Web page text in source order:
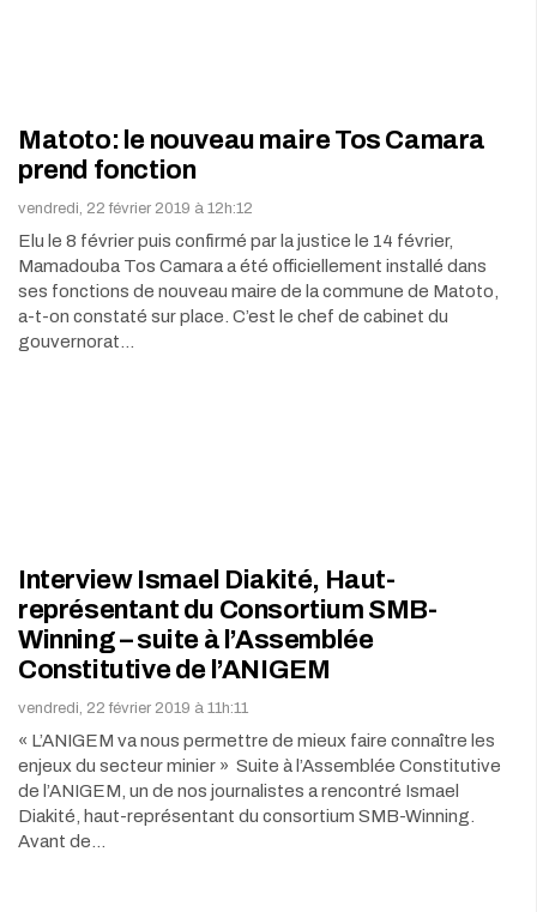
Matoto: le nouveau maire Tos Camara
prend fonction
vendredi, 22 février 2019 à 12h:12
Elu le 8 février puis confirmé par la justice le 14 février,
Mamadouba Tos Camara a été officiellement installé dans
ses fonctions de nouveau maire de la commune de Matoto,
a-t-on constaté sur place. C’est le chef de cabinet du
gouvernorat…
Interview Ismael Diakité, Haut-
représentant du Consortium SMB-
Winning – suite à l’Assemblée
Constitutive de l’ANIGEM
vendredi, 22 février 2019 à 11h:11
« L’ANIGEM va nous permettre de mieux faire connaître les
enjeux du secteur minier » Suite à l’Assemblée Constitutive
de l’ANIGEM, un de nos journalistes a rencontré Ismael
Diakité, haut-représentant du consortium SMB-Winning.
Avant de…